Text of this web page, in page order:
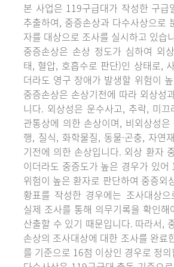
본 사업은 119구급대가 작성한 구급
추출하여, 중증손상과 다수사상으로
자를 대상으로 조사를 실시하고 있습
중증손상은 손상 정도가 심하여 외
태, 혈압, 호흡수로 판단)인 상태로,
더라도 영구 장애가 발생할 위험이
중증손상은 손상기전에 따라 외상성
니다. 외상성은 운수사고, 추락, 미
관통상에 의한 손상이며, 비외상성
행, 질식, 화학물질, 동물·곤충, 자연
기전에 의한 손상입니다. 외상 환자
이더라도 중증도가 높은 경우가 있
위험이 높은 환자로 판단하여 중증외
황표를 작성한 경우에는 조사대상
실제 조사를 통해 의무기록을 확인해
산출할 수 있기 때문입니다. 따라서,
손상의 조사대상에 대한 조사를 완료
를 기준으로 16점 이상인 경우로 정